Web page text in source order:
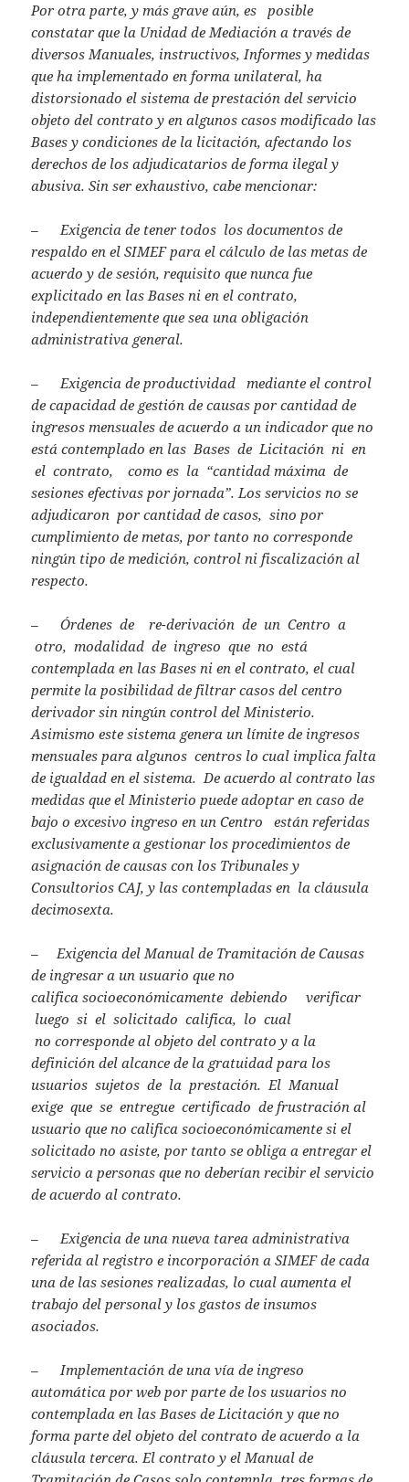
Por otra parte, y más grave aún, es posible
constatar que la Unidad de Mediación a través de
diversos Manuales, instructivos, Informes y medidas
que ha implementado en forma unilateral, ha
distorsionado el sistema de prestación del servicio
objeto del contrato y en algunos casos modificado las
Bases y condiciones de la licitación, afectando los
derechos de los adjudicatarios de forma ilegal y
abusiva. Sin ser exhaustivo, cabe mencionar:
– Exigencia de tener todos los documentos de
respaldo en el SIMEF para el cálculo de las metas de
acuerdo y de sesión, requisito que nunca fue
explicitado en las Bases ni en el contrato,
independientemente que sea una obligación
administrativa general.
– Exigencia de productividad mediante el control
de capacidad de gestión de causas por cantidad de
ingresos mensuales de acuerdo a un indicador que no
está contemplado en las Bases de Licitación ni en
el contrato, como es la “cantidad máxima de
sesiones efectivas por jornada”. Los servicios no se
adjudicaron por cantidad de casos, sino por
cumplimiento de metas, por tanto no corresponde
ningún tipo de medición, control ni fiscalización al
respecto.
– Órdenes de re-derivación de un Centro a
otro, modalidad de ingreso que no está
contemplada en las Bases ni en el contrato, el cual
permite la posibilidad de filtrar casos del centro
derivador sin ningún control del Ministerio.
Asimismo este sistema genera un límite de ingresos
mensuales para algunos centros lo cual implica falta
de igualdad en el sistema. De acuerdo al contrato las
medidas que el Ministerio puede adoptar en caso de
bajo o excesivo ingreso en un Centro están referidas
exclusivamente a gestionar los procedimientos de
asignación de causas con los Tribunales y
Consultorios CAJ, y las contempladas en la cláusula
decimosexta.
– Exigencia del Manual de Tramitación de Causas
de ingresar a un usuario que no
calificasocioeconómicamente debiendo verificar
luego si el solicitado califica, lo cual
no corresponde al objeto del contrato y a la
definición del alcance de la gratuidad para los
usuarios sujetos de la prestación. El Manual
exige que se entregue certificado de frustración al
usuario que no califica socioeconómicamente si el
solicitado no asiste, por tanto se obliga a entregar el
servicio a personas que no deberían recibir el servicio
de acuerdo al contrato.
– Exigencia de una nueva tarea administrativa
referida al registro e incorporación a SIMEF de cada
una de las sesiones realizadas, lo cual aumenta el
trabajo del personal y los gastos de insumos
asociados.
– Implementación de una vía de ingreso
automática por web por parte de los usuarios no
contemplada en las Bases de Licitación y que no
forma parte del objeto del contrato de acuerdo a la
cláusula tercera. El contrato y el Manual de